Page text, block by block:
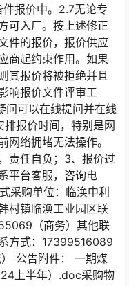
报价中。2.7无论专
可入厂。按上述修正
件的报价，报价供应
商起约束作用。如果
其报价将被拒绝并且
响报价文件评审工
问可以在线提问并在线
报价时间，特别是网
网络拥堵无法操作。
责任自负；3、报价过
平台客服，咨询电
购单位：临涣中利
村镇临涣工业园区联
（商务）其他联
方式：17399516089
公告附件： 一期煤
上半年）.doc采购物